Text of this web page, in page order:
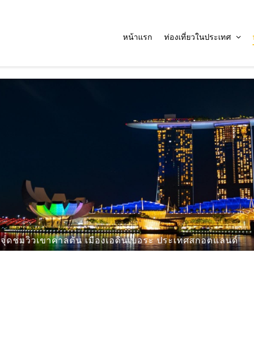
หน้าแรก ท่องเที่ยวในประเทศ
จุดชมวิวเขาคาลตัน เมืองเอดินเบอระ ประเทศสกอตแลนด์